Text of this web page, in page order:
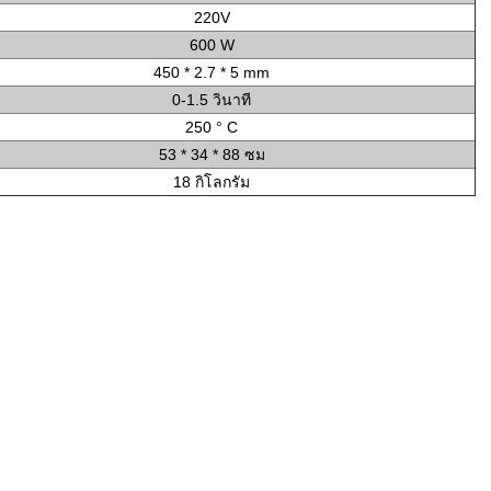
220V
600 W
450 * 2.7 * 5 mm
0-1.5 วินาที
250 ° C
53 * 34 * 88 ซม
18 กิโลกรัม